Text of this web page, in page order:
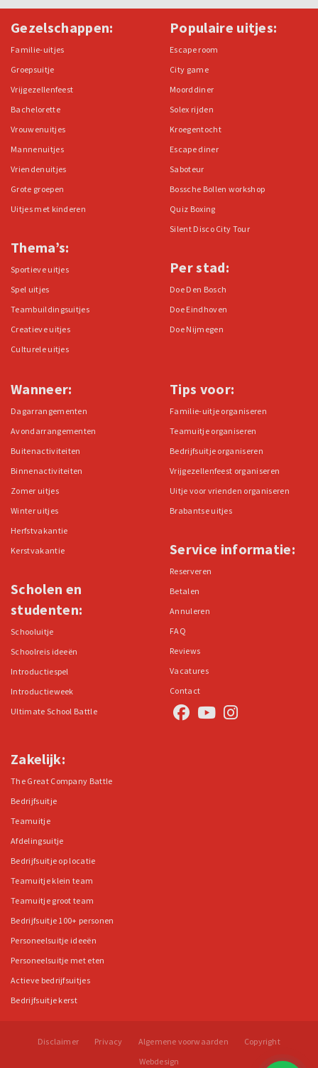
Gezelschappen:
Familie-uitjes
Groepsuitje
Vrijgezellenfeest
Bachelorette
Vrouwenuitjes
Mannenuitjes
Vriendenuitjes
Grote groepen
Uitjes met kinderen
Thema’s:
Sportieve uitjes
Spel uitjes
Teambuildingsuitjes
Creatieve uitjes
Culturele uitjes
Populaire uitjes:
Escape room
City game
Moorddiner
Solex rijden
Kroegentocht
Escape diner
Saboteur
Bossche Bollen workshop
Quiz Boxing
Silent Disco City Tour
Per stad:
Doe Den Bosch
Doe Eindhoven
Doe Nijmegen
Wanneer:
Dagarrangementen
Avondarrangementen
Buitenactiviteiten
Binnenactiviteiten
Zomer uitjes
Winter uitjes
Herfstvakantie
Kerstvakantie
Scholen en
studenten:
Schooluitje
Schoolreis ideeën
Introductiespel
Introductieweek
Ultimate School Battle
Tips voor:
Familie-uitje organiseren
Teamuitje organiseren
Bedrijfsuitje organiseren
Vrijgezellenfeest organiseren
Uitje voor vrienden organiseren
Brabantse uitjes
Service informatie:
Reserveren
Betalen
Annuleren
FAQ
Reviews
Vacatures
Contact
Zakelijk:
The Great Company Battle
Bedrijfsuitje
Teamuitje
Afdelingsuitje
Bedrijfsuitje op locatie
Teamuitje klein team
Teamuitje groot team
Bedrijfsuitje 100+ personen
Personeelsuitje ideeën
Personeelsuitje met eten
Actieve bedrijfsuitjes
Bedrijfsuitje kerst
Disclaimer Privacy Algemene voorwaarden
Copyright
Webdesign